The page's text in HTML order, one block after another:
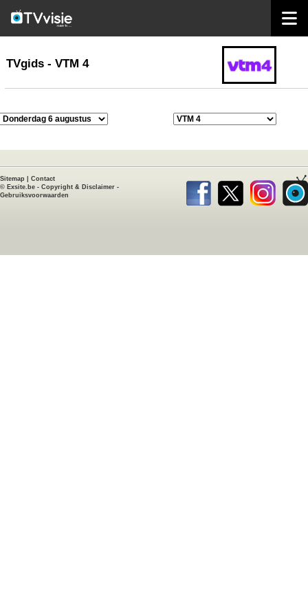
TVgids
TVgids - VTM 4
Sitemap
Contact
© Exsite.be - Copyright & Disclaimer -
Gebruiksvoorwaarden